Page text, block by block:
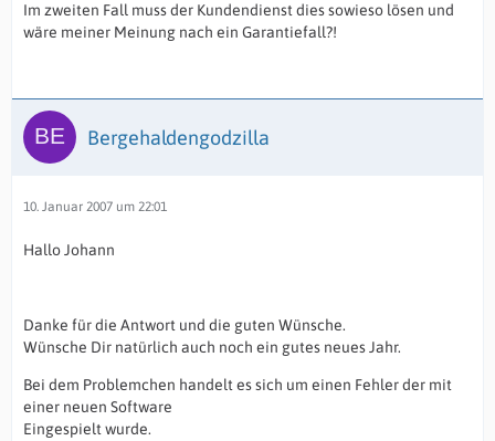
Im zweiten Fall muss der Kundendienst dies sowieso lösen und
wäre meiner Meinung nach ein Garantiefall?!
Bergehaldengodzilla
10. Januar 2007 um 22:01
Hallo Johann
Danke für die Antwort und die guten Wünsche.
Wünsche Dir natürlich auch noch ein gutes neues Jahr.
Bei dem Problemchen handelt es sich um einen Fehler der mit
einer neuen Software
Eingespielt wurde.